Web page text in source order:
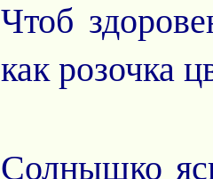
Чтоб
как розочка
Солнышко